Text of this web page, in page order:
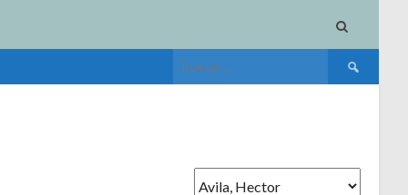
Buscar: